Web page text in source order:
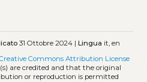
31 Ottobre 2024 |Lingua it, en
Commons Attribution License
are credited and that the original
or reproduction is permitted